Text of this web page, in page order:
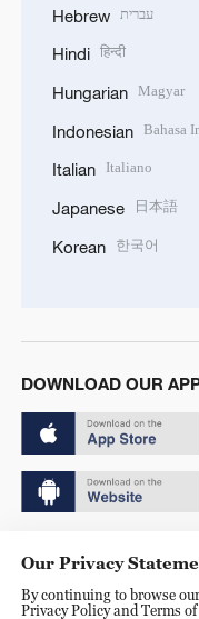
Hebrew עברית
Hindi हिन्दी
Hungarian Magyar
Indonesian Bahasa
Italian Italiano
Japanese 日本語
Korean 한국어
DOWNLOAD OUR
京ICP备20000184号
Our Privacy
By continuing to browse
Privacy Policy and Terms